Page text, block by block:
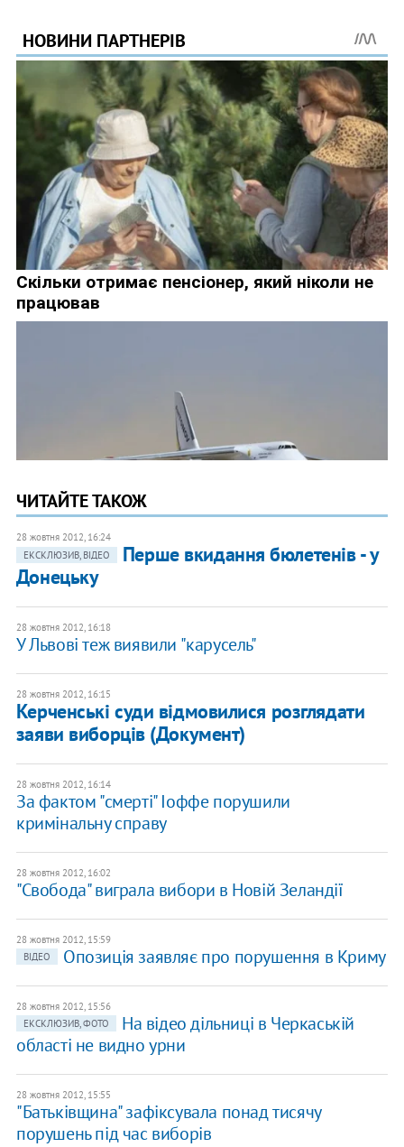
ЧИТАЙТЕ ТАКОЖ
28 жовтня 2012, 16:24
ЕКСКЛЮЗИВ, ВІДЕО
Перше вкидання бюлетенів - у
Донецьку
28 жовтня 2012, 16:18
У Львові теж виявили "карусель"
28 жовтня 2012, 16:15
Керченські суди відмовилися розглядати
заяви виборців (Документ)
28 жовтня 2012, 16:14
За фактом "смерті" Іоффе порушили
кримінальну справу
28 жовтня 2012, 16:02
"Свобода" виграла вибори в Новій Зеландії
28 жовтня 2012, 15:59
ВІДЕО
Опозиція заявляє про порушення в Криму
28 жовтня 2012, 15:56
ЕКСКЛЮЗИВ, ФОТО
На відео дільниці в Черкаській
області не видно урни
28 жовтня 2012, 15:55
"Батьківщина" зафіксувала понад тисячу
порушень під час виборів